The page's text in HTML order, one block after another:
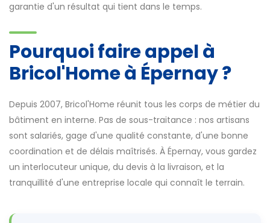
garantie d'un résultat qui tient dans le temps.
Pourquoi faire appel à
Bricol'Home à Épernay ?
Depuis 2007, Bricol'Home réunit tous les corps de métier du
bâtiment en interne. Pas de sous-traitance : nos artisans
sont salariés, gage d'une qualité constante, d'une bonne
coordination et de délais maîtrisés. À Épernay, vous gardez
un interlocuteur unique, du devis à la livraison, et la
tranquillité d'une entreprise locale qui connaît le terrain.